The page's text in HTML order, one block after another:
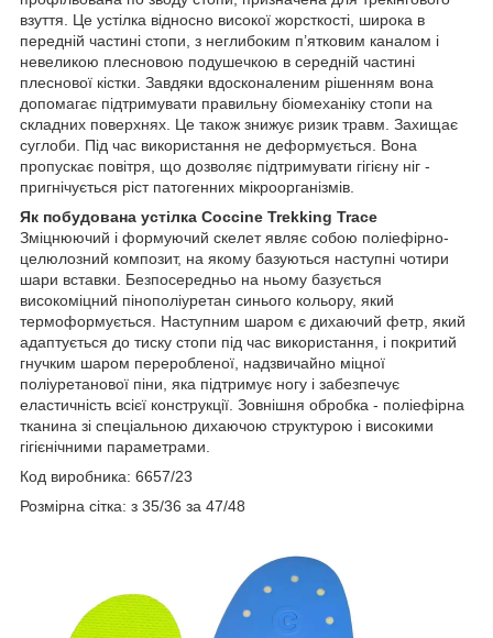
взуття. Це устілка відносно високої жорсткості, широка в
передній частині стопи, з неглибоким п’ятковим каналом і
невеликою плесновою подушечкою в середній частині
плеснової кістки. Завдяки вдосконаленим рішенням вона
допомагає підтримувати правильну біомеханіку стопи на
складних поверхнях. Це також знижує ризик травм. Захищає
суглоби. Під час використання не деформується. Вона
пропускає повітря, що дозволяє підтримувати гігієну ніг -
пригнічується ріст патогенних мікроорганізмів.
Як побудована устілка Coccine Trekking Trace
Зміцнюючий і формуючий скелет являє собою поліефірно-
целюлозний композит, на якому базуються наступні чотири
шари вставки. Безпосередньо на ньому базується
високоміцний пінополіуретан синього кольору, який
термоформується. Наступним шаром є дихаючий фетр, який
адаптується до тиску стопи під час використання, і покритий
гнучким шаром переробленої, надзвичайно міцної
поліуретанової піни, яка підтримує ногу і забезпечує
еластичність всієї конструкції. Зовнішня обробка - поліефірна
тканина зі спеціальною дихаючою структурою і високими
гігієнічними параметрами.
Код виробника: 6657/23
Розмірна сітка: з 35/36 за 47/48